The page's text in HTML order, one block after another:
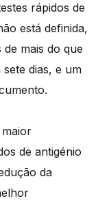
rápidos de
está definida,
mais do que
dias, e um
de antigénio
da